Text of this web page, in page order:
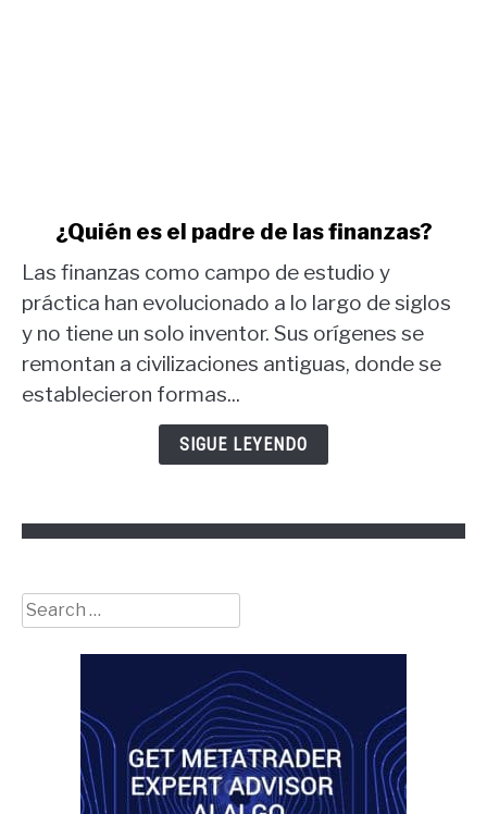
¿Quién
es
el
las
¿Quién es el padre de las finanzas?
Las finanzas como campo de estudio y
práctica han evolucionado a lo largo de siglos
y no tiene un solo inventor. Sus orígenes se
remontan a civilizaciones antiguas, donde se
establecieron formas...
SIGUE LEYENDO
Search
for: